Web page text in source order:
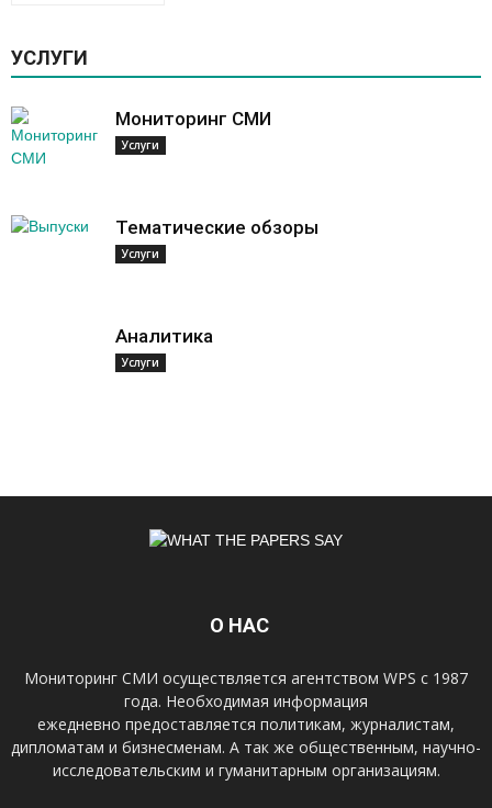
УСЛУГИ
Мониторинг СМИ
Услуги
Тематические обзоры
Услуги
Аналитика
Услуги
О НАС
Мониторинг СМИ осуществляется агентством WPS с 1987
года. Необходимая информация
ежедневно предоставляется политикам, журналистам,
дипломатам и бизнесменам. А так же общественным, научно-
исследовательским и гуманитарным организациям.